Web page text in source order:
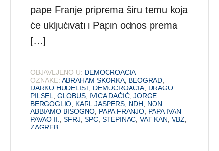
pape Franje priprema širu temu koja
će uključivati i Papin odnos prema
[…]
OBJAVLJENO U: DEMOCROACIA
OZNAKE: ABRAHAM SKORKA BEOGRAD
DARKO HUDELIST, DEMOCROACIA DRAGO
PILSEL
,GLOBUS IVICA DAČIĆ ,JORGE
BERGOGLIO KARL JASPERS NDH
NON
ABBIAMO BISOGNO PAPA FRANJO PAPA IVAN
PAVAO II.
,SFRJ ,SPC ,STEPINAC ,VATIKAN ,VBZ
ZAGREB